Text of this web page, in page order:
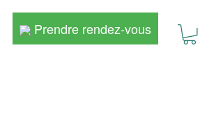
Prendre rendez-vous
Prendre rendez-vous